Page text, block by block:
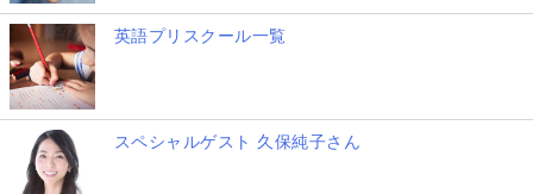
英語プリスクール一覧
スペシャルゲスト 久保純子さん